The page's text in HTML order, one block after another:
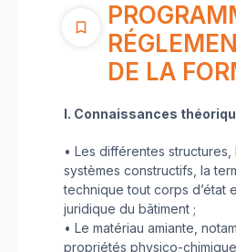
DE LA
I. Connaissances
• Les différentes
systèmes constructifs, la
technique tout corps d’état
juridique du bâtiment ;
• Le matériau amiante,
propriétés physico-